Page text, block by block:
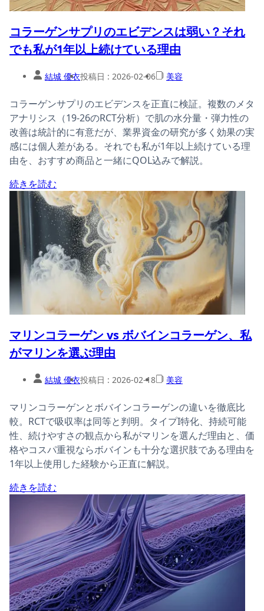
コラーゲンサプリのエビデンスは弱い？それ
でも私が1年以上続けている理由
結城 優衣投稿日 : 2026-02-06 美容
コラーゲンサプリのエビデンスを正直に検証。複数のメタ
アナリシス（19-26のRCT分析）で肌の水分量・弾力性の
改善は統計的に有意だが、業界資金の研究が多く効果の実
感には個人差がある。それでも私が1年以上続けている理
由を、おすすめ商品と一緒にQOL込みで解説。
続きを読む
マリンコラーゲン vs ボバインコラーゲン、私
がマリンを選ぶ理由
結城 優衣投稿日 : 2026-02-18 美容
マリンコラーゲンとボバインコラーゲンの違いを徹底比
較。RCTで吸収率は同等と判明。タイプI特化、持続可能
性、続けやすさの観点から私がマリンを選んだ理由と、価
格やコスパ重視ならボバインも十分な選択肢である理由を
1年以上使用した経験から正直に解説。
続きを読む